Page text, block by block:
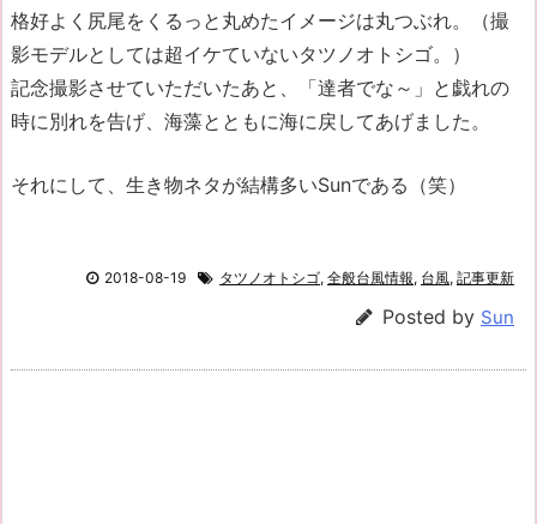
格好よく尻尾をくるっと丸めたイメージは丸つぶれ。（撮
影モデルとしては超イケていないタツノオトシゴ。）
記念撮影させていただいたあと、「達者でな～」と戯れの
時に別れを告げ、海藻とともに海に戻してあげました。
それにして、生き物ネタが結構多いSunである（笑）
2018-08-19 タツノオトシゴ, 全般台風情報, 台風, 記事更新
Posted by Sun